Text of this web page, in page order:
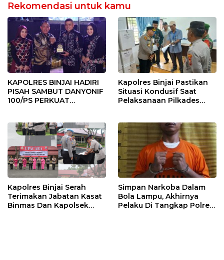
Rekomendasi untuk kamu
KAPOLRES BINJAI HADIRI
PISAH SAMBUT DANYONIF
100/PS PERKUAT
Kapolres Binjai Pastikan
Situasi Kondusif Saat
Pelaksanaan Pilkades
Kapolres Binjai Serah
Terimakan Jabatan Kasat
Binmas Dan Kapolsek
Simpan Narkoba Dalam
Bola Lampu, Akhirnya
Pelaku Di Tangkap Polres